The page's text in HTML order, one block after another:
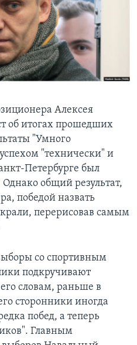
Алексея
об итогах прошедших
"Умного
"технически" и
Петербурге был
общий результат,
победой назвать
перерисовав самым
со спортивным
подкручивают
словам, раньше в
сторонники иногда
побед, а теперь
Главным